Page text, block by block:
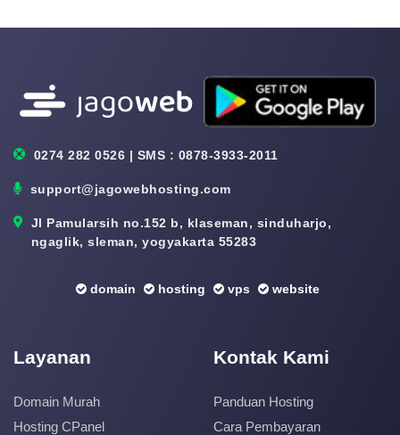
0274 282 0526 | SMS : 0878-3933-2011
support@jagowebhosting.com
Jl Pamularsih no.152 b, klaseman, sinduharjo,
ngaglik, sleman, yogyakarta 55283
domain hosting vps website
Layanan
Domain Murah
Hosting CPanel
Kontak Kami
Panduan Hosting
Cara Pembayaran